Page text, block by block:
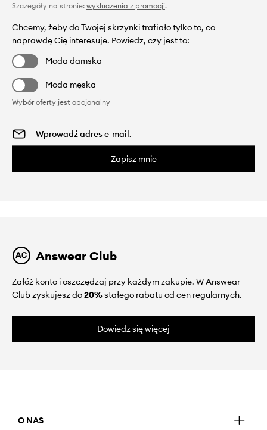
Szczegóły na stronie: wykluczenia z promocji.
Chcemy, żeby do Twojej skrzynki trafiało tylko to, co
naprawdę Cię interesuje. Powiedz, czy jest to:
Moda damska
Moda męska
Wybór oferty jest opcjonalny
Zapisz mnie
Answear Club
Załóż konto i oszczędzaj przy każdym zakupie. W Answear
Club zyskujesz do20%stałego rabatu od cen regularnych.
Dowiedz się więcej
O NAS